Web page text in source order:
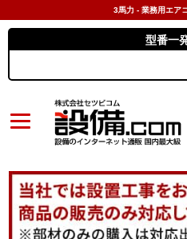
3馬力 - 業務用エア
型番一